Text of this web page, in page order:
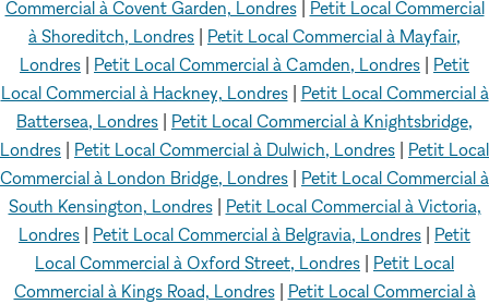
Commercial à Covent Garden, Londres| Petit Local Commercial
à Shoreditch, Londres
Petit Local Commercial à Mayfair,
Londres
Petit Local Commercial à Camden, Londres
Petit
Local Commercial à Hackney, Londres| Petit Local Commercial à
Battersea, Londres
Petit Local Commercial à Knightsbridge,
Londres
Petit Local Commercial à Dulwich, Londres
Petit Local
Commercial à London Bridge, Londres
Petit Local Commercial à
South Kensington, Londres| Petit Local Commercial à Victoria,
Londres
Petit Local Commercial à Belgravia, Londres
Petit
Local Commercial à Oxford Street, Londres
Petit Local
Commercial à Kings Road, Londres| Petit Local Commercial à